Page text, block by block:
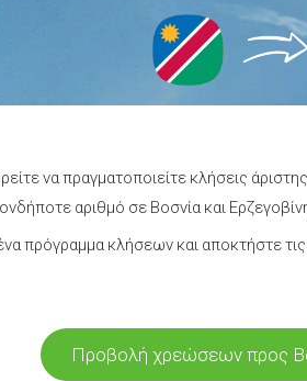
να πραγματοποιείτε κλήσεις
αριθμό σε Βοσνία και
πρόγραμμα κλήσεων και αποκτήστε
Προβολή χρεώσεων προς